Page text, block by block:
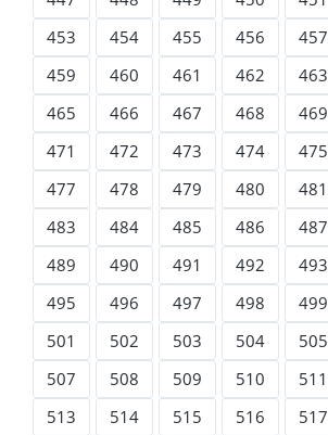
453
454 455 456 457
459
460 461 462 463
465
466 467 468 469
471
472 473 474 475
477
478 479 480 481
483
484 485 486 487
489
490 491 492 493
495
496 497 498 499
501
502 503 504 505
507
508 509 510 511
513
514 515 516 517